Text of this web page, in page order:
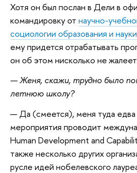
Хотя он был послан в Дели в
командировку от научно-
социологии образования и
ему придется отрабатывать
он об этом нисколько не
— Женя, скажи, трудно было
летнюю школу?
— Да (смеется), меня туда едва
мероприятия проводит
Human Development and
также несколько других
русле идей нобелевского